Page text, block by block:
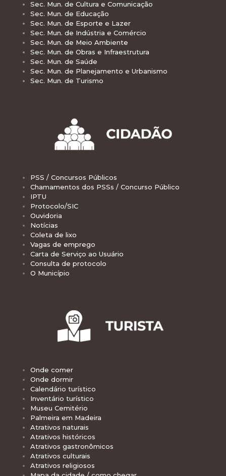
Sec. Mun. de Cultura e Comunicação
Sec. Mun. de Educação
Sec. Mun. de Esporte e Lazer
Sec. Mun. de Indústria e Comércio
Sec. Mun. de Meio Ambiente
Sec. Mun. de Obras e Infraestrutura
Sec. Mun. de Saúde
Sec. Mun. de Planejamento e Urbanismo
Sec. Mun. de Turismo
PSS / Concursos Públicos
Chamamentos dos PSSs / Concurso Público
IPTU
Protocolo/SIC
Ouvidoria
Notícias
Coleta de lixo
Vagas de emprego
Carta de Serviço ao Usuário
Consulta de protocolo
O Município
Onde comer
Onde dormir
Calendário turístico
Inventário turístico
Museu Cemitério
Palmeira em Madeira
Atrativos naturais
Atrativos históricos
Atrativos gastronômicos
Atrativos culturais
Atrativos religiosos